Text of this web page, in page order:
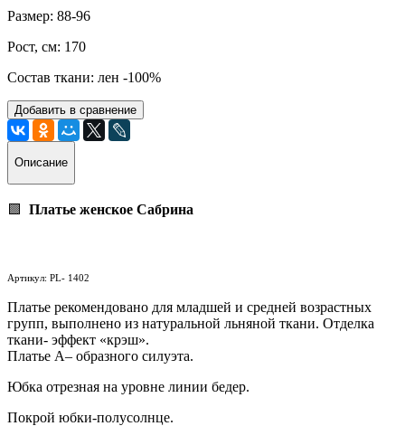
Размер: 88-96
Рост, см: 170
Состав ткани: лен -100%
Добавить в сравнение
Описание
🟩 Платье женское Сабрина
Артикул: PL- 1402
Платье рекомендовано для младшей и средней возрастных
групп, выполнено из натуральной льняной ткани. Отделка
ткани- эффект «крэш».
Платье А– образного силуэта.
Юбка отрезная на уровне линии бедер.
Покрой юбки-полусолнце.